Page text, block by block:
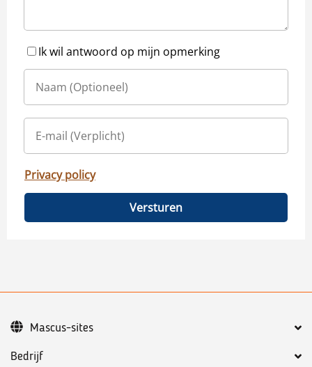
Ik wil antwoord op mijn opmerking
Privacy policy
Versturen
Bedrijf
Mascus-sites